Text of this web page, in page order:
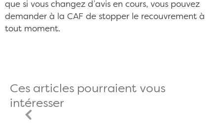
que si vous changez d’avis en cours, vous pouvez
demander à la CAF de stopper le recouvrement à
tout moment.
Ces articles pourraient vous
intéresser